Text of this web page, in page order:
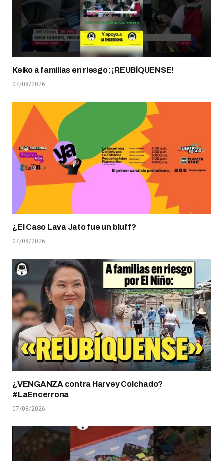
Keiko a familias en riesgo: ¡REUBÍQUENSE!
07/08/2026
¿El Caso Lava Jato fue un bluff?
07/08/2026
¿VENGANZA contra Harvey Colchado?
#LaEncerrona
07/08/2026